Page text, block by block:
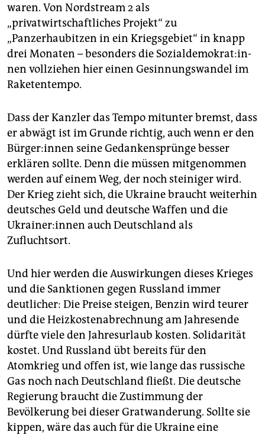
waren. Von Nordstream 2 als
„privatwirtschaftliches Projekt“ zu
„Panzerhaubitzen in ein Kriegsgebiet“ in knapp
drei Monaten – besonders die So­zi­al­de­mo­kra­t:in­
nen vollziehen hier einen Gesinnungswandel im
Raketentempo.
Dass der Kanzler das Tempo mitunter bremst, dass
er abwägt ist im Grunde richtig, auch wenn er den
Bür­ge­r:in­nen seine Gedankensprünge besser
erklären sollte. Denn die müssen mitgenommen
werden auf einem Weg, der noch steiniger wird.
Der Krieg zieht sich, die Ukraine braucht weiterhin
deutsches Geld und deutsche Waffen und die
Ukrai­ne­r:in­nen auch Deutschland als
Zufluchtsort.
Und hier werden die Auswirkungen dieses Krieges
und die Sanktionen gegen Russland immer
deutlicher: Die Preise steigen, Benzin wird teurer
und die Heizkostenabrechnung am Jahresende
dürfte viele den Jahresurlaub kosten. Solidarität
kostet. Und Russland übt bereits für den
Atomkrieg und offen ist, wie lange das russische
Gas noch nach Deutschland fließt. Die deutsche
Regierung braucht die Zustimmung der
Bevölkerung bei dieser Gratwanderung. Sollte sie
kippen, wäre das auch für die Ukraine eine